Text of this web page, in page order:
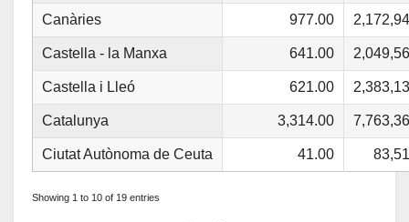
Canàries 977.00
Castella - la Manxa 641.00
Castella i Lleó 621.00
Catalunya 3,314.00
Ciutat Autònoma de Ceuta 41.00
Showing 1 to 10 of 19 entries